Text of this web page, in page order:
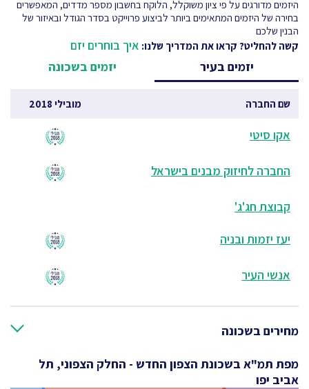
היזמים מדורגים על פי ציון משוקלל, הלוקח בחשבון מספר מדדים, המאפשרים
בחירה של היזמים המתאימים ביותר לביצוע פרוייקט בסדר הגודל ובאיזור של
הבנין שלכם
קשה להחליט? קראו את המדריך שלנו: איך בוחרים יזם
יזמים בעיר
יזמים בשכונה
שם החברה מובילי 2018
אקו סיטי
החברה לחיזוק מבנים בישראל
קבוצת חג'ג'
יעז יזמות ובניה
אנשי העיר
מחירים בשכונה
מפת תמ"א בשכונת הצפון החדש - החלק הצפוני, תל
אביב יפו